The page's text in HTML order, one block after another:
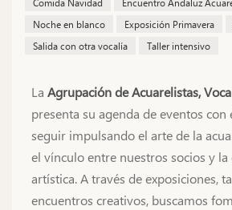
Noche en blanco
Exposición Primavera
Salida con otra vocalía
Taller intensivo
La Agrupación de Acuarelistas,
presenta su agenda de eventos
seguir impulsando el arte de la
el vínculo entre nuestros socios y
artística. A través de exposiciones,
encuentros creativos, buscamos